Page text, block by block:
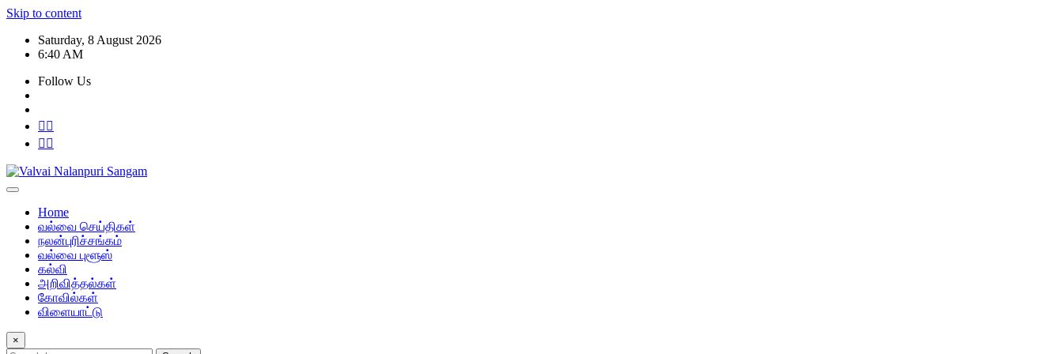
Skip to content
Saturday, 8 August 2026
6:40 AM
Follow Us
Home
வல்வை செய்திகள்
நலன்புரிச்சங்கம்
வல்வை புளூஸ்
கல்வி
அறிவித்தல்கள்
கோவில்கள்
விளையாட்டு
×